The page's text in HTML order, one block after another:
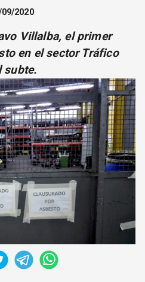
RESPONDE
Revista
2020
Villalba, el primer
en el sector Tráfico
subte.